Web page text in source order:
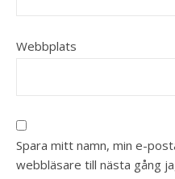
Webbplats
Spara mitt namn, min e-
webbläsare till nästa gång